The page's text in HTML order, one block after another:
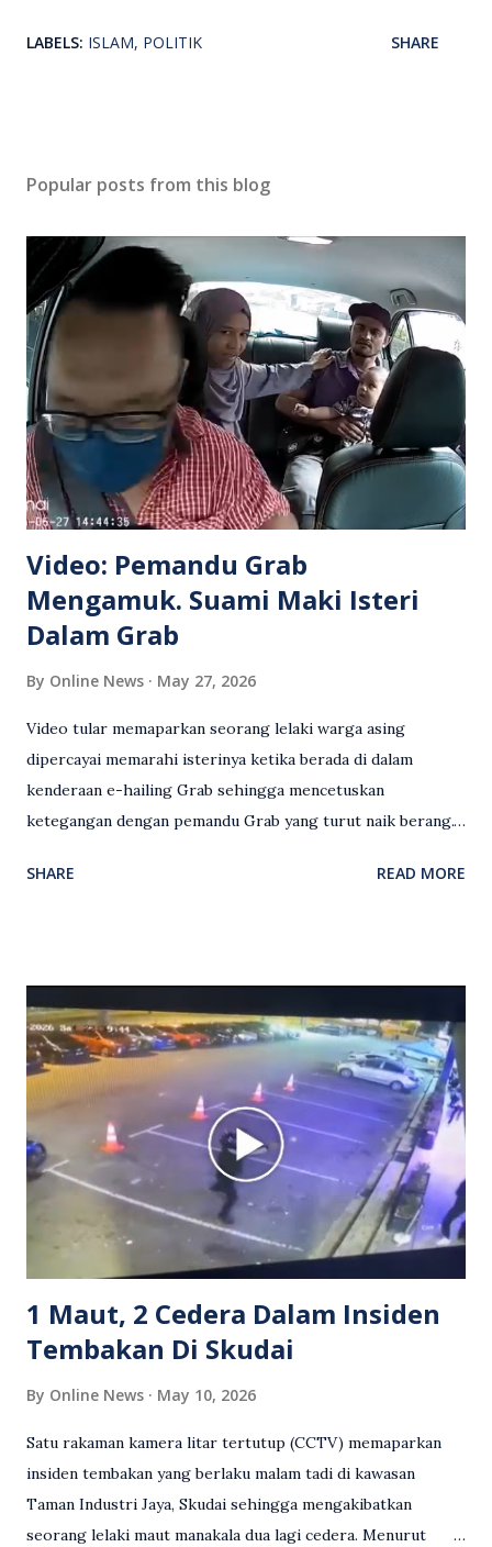
LABELS: ISLAM POLITIK SHARE
Popular posts from this blog
Video: Pemandu Grab
Mengamuk. Suami Maki Isteri
Dalam Grab
By Online News May 27, 2026
Video tular memaparkan seorang lelaki warga asing
dipercayai memarahi isterinya ketika berada di dalam
kenderaan e-hailing Grab sehingga mencetuskan
ketegangan dengan pemandu Grab yang turut naik berang.
antara seorang lelaki warga asing dengan pemandu Grab
Grab bertindak mempertahankan wanita terbabit sebelum
berlaku pertikaman lidah antara kedua-dua pihak. Video
berkenaan kini tular di media sosial dan mendapat pelbagai
reaksi orang ramai. Antara komen orang awam yang tular di
media sosial mengenai insiden tersebut ialah ramai yang
meluahkan rasa marah terhadap tindakan lelaki berkenaan
serta memuji pemandu Grab kerana campur tangan.
Sebahagian netizen turut meminta pihak berkuasa
mengambil tindakan tegas, manakala ada yang bersimpati
terhadap wanita dipercayai menjadi mangs...
SHARE READ MORE
1 Maut, 2 Cedera Dalam Insiden
Tembakan Di Skudai
By Online News May 10, 2026
Satu rakaman kamera litar tertutup (CCTV) memaparkan
insiden tembakan yang berlaku malam tadi di kawasan
Taman Industri Jaya, Skudai sehingga mengakibatkan
seorang lelaki maut manakala dua lagi cedera. Menurut